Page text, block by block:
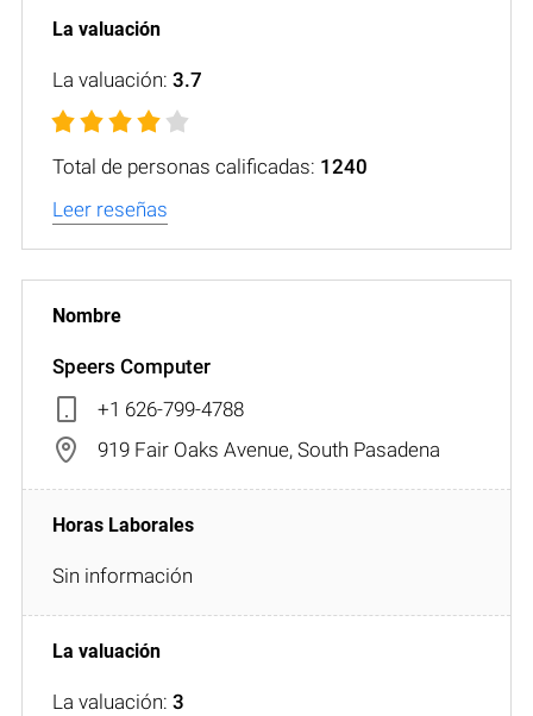
La valuación: 3.7
Total de personas calificadas: 1240
Leer reseñas
Speers Computer
+1 626-799-4788
919 Fair Oaks Avenue, South Pasadena
Sin información
La valuación: 3